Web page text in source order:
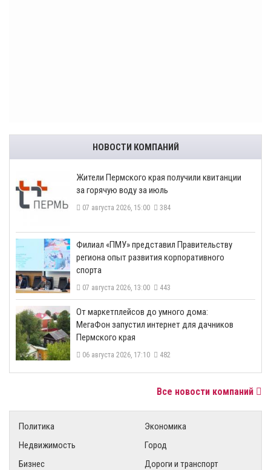
НОВОСТИ КОМПАНИЙ
​Жители Пермского края получили квитанции
за горячую воду за июль
07 августа 2026, 15:00 384
​Филиал «ПМУ» представил Правительству
региона опыт развития корпоративного
спорта
07 августа 2026, 13:00 443
От маркетплейсов до умного дома:
МегаФон запустил интернет для дачников
Пермского края
06 августа 2026, 17:10 482
Все новости компаний
Политика
Экономика
Недвижимость
Город
Бизнес
Дороги и транспорт